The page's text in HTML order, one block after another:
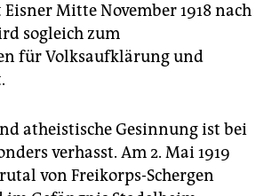
Mitte November 1918 nach
sogleich zum
für Volksaufklärung und
atheistische Gesinnung ist bei
verhasst. Am 2. Mai 1919
von Freikorps-Schergen